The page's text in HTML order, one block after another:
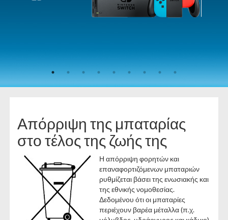
Απόρριψη της μπαταρίας
στο τέλος της ζωής της
Η απόρριψη φορητών και
επαναφορτιζόμενων μπαταριών
ρυθμίζεται βάσει της ενωσιακής και
της εθνικής νομοθεσίας.
Δεδομένου ότι οι μπαταρίες
περιέχουν βαρέα μέταλλα (π.χ.